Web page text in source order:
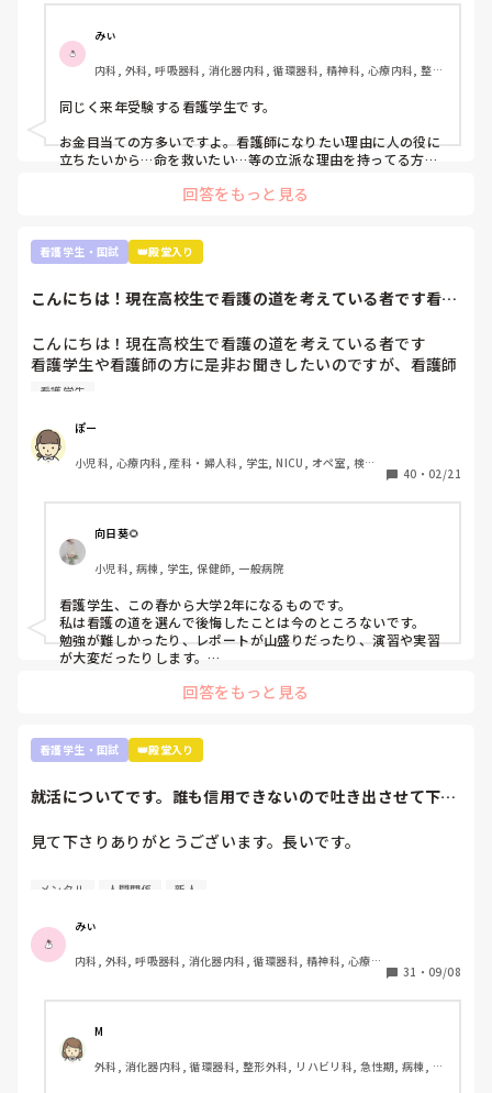
実習もつらくて。要領悪いので此間も実習中徹夜しました。
先生は睡眠時間が少ないのは知識がないからだと言われ、さ
らに自分の無能さを実感しました。
また、今こうやって音を上げていても、看護師になってから
の方が辛いし勉強量増えるなんて何回も聞きました。
本当に向いてません。もっと早く気づいておけばよかったで
うと悲しくて仕方ないです。
ます。
今、看護師として働いている方には本当に頭が上がりませ
べきでしょうか。アドバイス頂きたいです。よろしくお願い
します。
みぃ
内科, 外科, 呼吸器科, 消化器内科, 循環器科, 精神科, 心療内科, 整形
急科, 急性期, 超急性期, ICU, 新人ナース, 病棟, 神経内科, 脳神経外
科, 消化器外科, 一般病院, 慢性期, 回復期, 終末期, オペ室, 透析
同じく来年受験する看護学生です。
お金目当ての方多いですよ。看護師になりたい理由に人の役に
立ちたいから…命を救いたい…等の立派な理由を持ってる方は
すが、それでも実習の半分はオールしてます。そんなもんで
す。
看護師になって勉強量が増えるというより、今学んでいるもの
それに、自分の知り合いですが3ヶ月だけ病院で働き嫌になり
やめて、今はクリニックの外来でゆっくりのんびり看護師やっ
ている人もいます。お給料は悪くありません。病棟で働いてた
時とほぼ一緒です。夜勤もありませんし。
こういう道もありますよ。絶対病院で働かないと看護師の意味
がないという訳では無いです。
むしろ、実習で嫌な思いをもし実習先のせいでしたのなら、全
私は看護師に向いてる人は、人の話を聞いて自分の中で整理し
アウトプットできる人だと思います。主様が向いているかは文
面上では分かりません。少なくとも実習中徹夜するくらい患者
さんのこと、指導されたことを思い勉強しているのは強みだと
思います。いいことです。
これくらいしか言えないです。お役に立てるかわかりません
が…月並みなアドバイスですみません。
回答をもっと見る
看護学生・国試 👑殿堂入り
こんにちは！現在高校生で看護の道を考えている者です看護
こんにちは！現在高校生で看護の道を考えている者です
看護学生や看護師の方に是非お聞きしたいのですが、看護師
になって後悔していたりやめとけばよかったと思いますか？
色々と将来に不安が多く是非教えて頂きたいです！
看護学生
ぽー
小児科, 心療内科, 産科・婦人科, 学生, NICU, オペ室, 検
40 ・ 02/21
向日葵🌻
小児科, 病棟, 学生, 保健師, 一般病院
看護学生、この春から大学2年になるものです。
私は看護の道を選んで後悔したことは今のところないです。
勉強が難しかったり、レポートが山盛りだったり、演習や実習
が大変だったりします。
患者さんの不安なことに寄り添って少しでも解決できたらなっ
て思ってるから😌
会った看護師さんのようになりたいって思って頑張ってます。
が。
自分が看護に向いてる向いてないじゃなくて、看護に携わりた
が…)
も現役看護師さんの意見知りたいです。
回答をもっと見る
看護学生・国試 👑殿堂入り
就活についてです。誰も信用できないので吐き出させて下さ
見て下さりありがとうございます。長いです。
①グループ系列の専門学校に行っています。
に頑張って3年生になったところです。外部の受験を考えて
いることは1年生の時から担任･就職担当の事務に伝えていま
した。
ています。第1志望はB病院です。
①-③を前提として読んで頂きたいです。
メンタル 人間関係 新人
みぃ
内科, 外科, 呼吸器科, 消化器内科, 循環器科, 精神科, 心療内
棟, 神経内科, 脳神経外科, 消化器外科, 一般病院, 慢性期, 回
31 ・ 09/08
M
外科, 消化器内科, 循環器科, 整形外科, リハビリ科, 急性期, 病棟, 消